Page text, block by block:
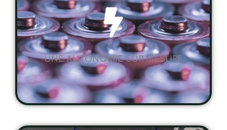
UNE AUTONOMIE SUR MESURE